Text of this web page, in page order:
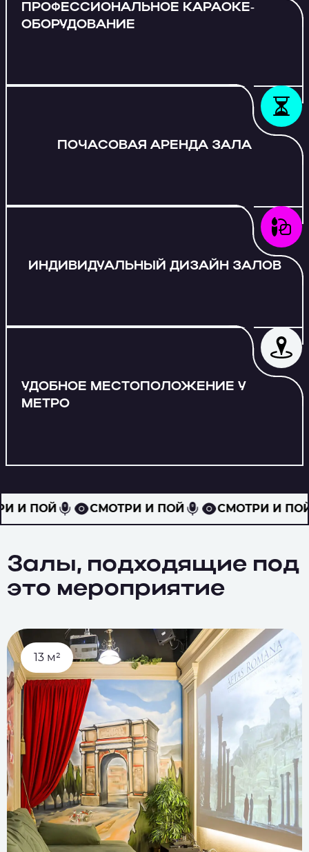
ПРОФЕССИОНАЛЬНОЕ КАРАОКЕ-
ОБОРУДОВАНИЕ
ПОЧАСОВАЯ АРЕНДА ЗАЛА
ИНДИВИДУАЛЬНЫЙ ДИЗАЙН ЗАЛОВ
УДОБНОЕ МЕСТОПОЛОЖЕНИЕ У
МЕТРО
И ПОЙ СМОТРИ И ПОЙ СМОТРИ
Залы, подходящие под
это мероприятие
13 м²